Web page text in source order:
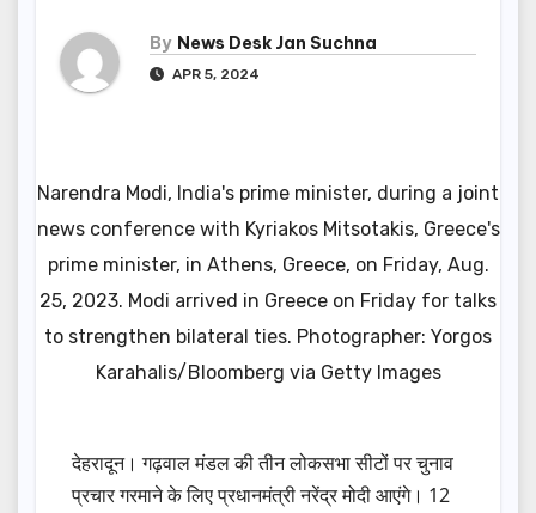
By News Desk Jan Suchna
APR 5, 2024
Narendra Modi, India's prime minister, during a joint
news conference with Kyriakos Mitsotakis, Greece's
prime minister, in Athens, Greece, on Friday, Aug.
25, 2023. Modi arrived in Greece on Friday for talks
to strengthen bilateral ties. Photographer: Yorgos
Karahalis/Bloomberg via Getty Images
देहरादून। गढ़वाल मंडल की तीन लोकसभा सीटों पर चुनाव
प्रचार गरमाने के लिए प्रधानमंत्री नरेंद्र मोदी आएंगे। 12